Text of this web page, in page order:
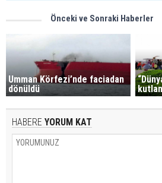
Önceki ve Sonraki Haberler
Umman Körfezi’nde faciadan
dönüldü
HABERE YORUM KAT